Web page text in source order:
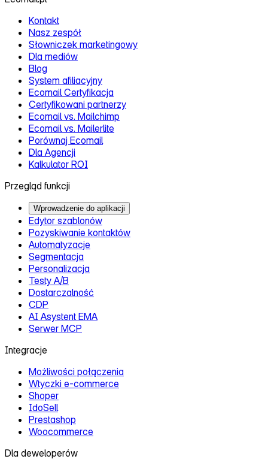
Kontakt
Nasz zespół
Słowniczek marketingowy
Dla mediów
Blog
System afiliacyjny
Ecomail Certyfikacja
Certyfikowani partnerzy
Ecomail vs. Mailchimp
Ecomail vs. Mailerlite
Porównaj Ecomail
Dla Agencji
Kalkulator ROI
Przegląd funkcji
Wprowadzenie do aplikacji
Edytor szablonów
Pozyskiwanie kontaktów
Automatyzacje
Segmentacja
Personalizacja
Testy A/B
Dostarczalność
CDP
AI Asystent EMA
Serwer MCP
Integracje
Możliwości połączenia
Wtyczki e‑commerce
Shoper
IdoSell
Prestashop
Woocommerce
Dla deweloperów